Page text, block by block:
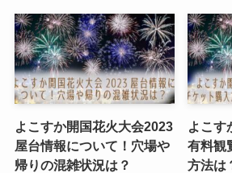
よこすか開国花火大会2023
屋台情報について！穴場や
帰りの混雑状況は？
よこす
有料観
方法は